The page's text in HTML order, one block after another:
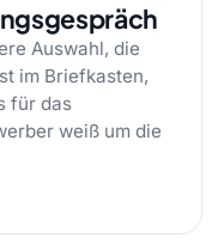
Auswahl, die
im Briefkasten,
für das
weiß um die